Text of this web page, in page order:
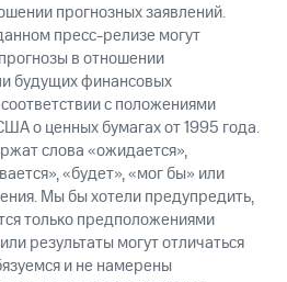
прогнозных заявлений.
пресс-релизе могут
в отношении
будущих финансовых
с положениями
о ценных бумагах от 1995 года.
слова «ожидается»,
«будет», «мог бы» или
Мы бы хотели предупредить,
только предположениями
результаты могут отличаться
и не намерены